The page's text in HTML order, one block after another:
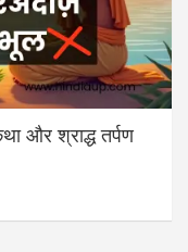
और श्राद्ध तर्पण